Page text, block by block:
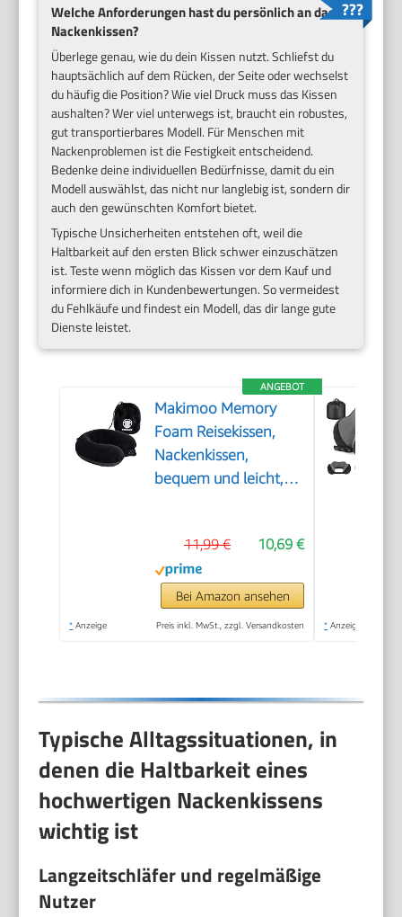
Welche Anforderungen hast du persönlich an das
Nackenkissen?
Überlege genau, wie du dein Kissen nutzt. Schliefst du
hauptsächlich auf dem Rücken, der Seite oder wechselst
du häufig die Position? Wie viel Druck muss das Kissen
aushalten? Wer viel unterwegs ist, braucht ein robustes,
gut transportierbares Modell. Für Menschen mit
Nackenproblemen ist die Festigkeit entscheidend.
Bedenke deine individuellen Bedürfnisse, damit du ein
Modell auswählst, das nicht nur langlebig ist, sondern dir
auch den gewünschten Komfort bietet.
Typische Unsicherheiten entstehen oft, weil die
Haltbarkeit auf den ersten Blick schwer einzuschätzen
ist. Teste wenn möglich das Kissen vor dem Kauf und
informiere dich in Kundenbewertungen. So vermeidest
du Fehlkäufe und findest ein Modell, das dir lange gute
Dienste leistet.
ANGEBOT
Makimoo Memory
Foam Reisekissen,
Nackenkissen,
bequem und leicht,
Bus und zu Hause,
kommt mit
Aufbewahrungstasche
(Schwarz)
10,69 €
11,99 €
Bei Amazon ansehen
* Anzeige Preis inkl. MwSt., zzgl. Versandkosten * Anzeige
Typische Alltagssituationen, in
denen die Haltbarkeit eines
hochwertigen Nackenkissens
wichtig ist
Langzeitschläfer und regelmäßige
Nutzer